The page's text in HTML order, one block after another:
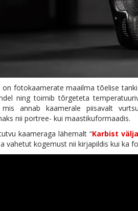
on fotokaamerate maailma tõelise
ning toimib tõrgeteta
mis annab kaamerale piisavalt
nii portree- kui maastikuformaadis.
kaameraga lähemalt “Karbist
vahetut kogemust nii kirjapildis kui ka